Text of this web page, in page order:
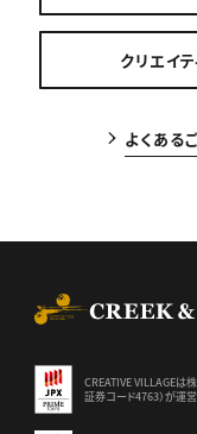
クリエイ
よくある
CREATIVE VILLAGEは
証券コード4763）が運営